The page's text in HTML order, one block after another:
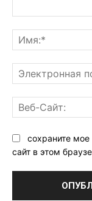
сохраните
сайт в этом